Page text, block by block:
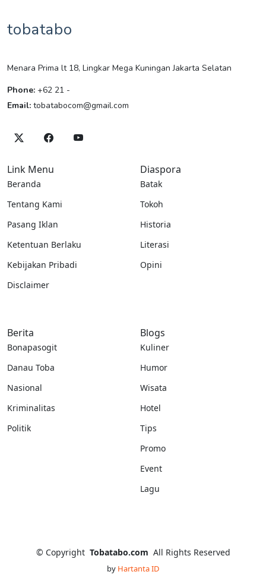
tobatabo
Menara Prima lt 18, Lingkar Mega Kuningan Jakarta Selatan
Phone: +62 21 -
Email: tobatabocom@gmail.com
Link Menu
Beranda
Tentang Kami
Pasang Iklan
Ketentuan Berlaku
Kebijakan Pribadi
Disclaimer
Diaspora
Batak
Tokoh
Historia
Literasi
Opini
Berita
Bonapasogit
Danau Toba
Nasional
Kriminalitas
Politik
Blogs
Kuliner
Humor
Wisata
Hotel
Tips
Promo
Event
Lagu
© Copyright Tobatabo.com All Rights Reserved
by Hartanta ID